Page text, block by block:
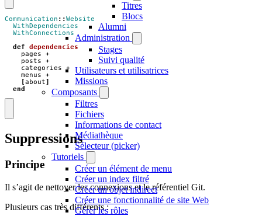
Titres
Blocs
Alumni
Administration
Stages
Suivi qualité
Utilisateurs et utilisatrices
Missions
Composants
Filtres
Fichiers
Informations de contact
Médiathèque
Sélecteur (picker)
Tutoriels
Créer un élément de menu
Créer un index filtré
Créer un objet indirect
Créer une fonctionnalité de site Web
Gérer les rôles
Communication ::Website
WithDependencies
WithConnections
def
dependencies
pages
+
posts
+
categories
+
menus
+
[about]
end
Suppressions
Principe
Il s’agit de nettoyer les connexions et le référentiel Git.
Plusieurs cas très différents :